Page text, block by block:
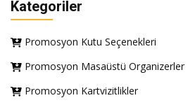
Kategoriler
Promosyon Kutu Seçenekleri
Promosyon Masaüstü Organizerler
Promosyon Kartvizitlikler